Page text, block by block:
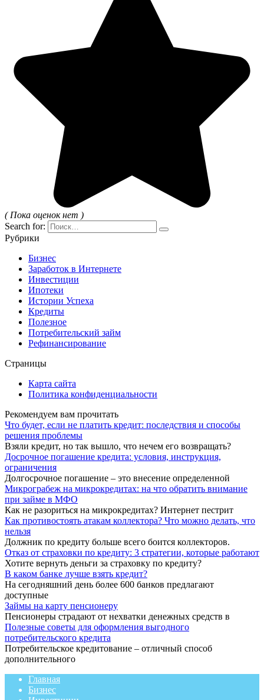
( Пока оценок нет )
Search for:
Рубрики
Бизнес
Заработок в Интернете
Инвестиции
Ипотеки
Истории Успеха
Кредиты
Полезное
Потребительский займ
Рефинансирование
Страницы
Карта сайта
Политика конфиденциальности
Рекомендуем вам прочитать
Что будет, если не платить кредит: последствия и способы
решения проблемы
Взяли кредит, но так вышло, что нечем его возвращать?
Досрочное погашение кредита: условия, инструкция,
ограничения
Долгосрочное погашение – это внесение определенной
Микрограбеж на микрокредитах: на что обратить внимание
при займе в МФО
Как не разориться на микрокредитах? Интернет пестрит
Как противостоять атакам коллектора? Что можно делать, что
нельзя
Должник по кредиту больше всего боится коллекторов.
Отказ от страховки по кредиту: 3 стратегии, которые работают
Хотите вернуть деньги за страховку по кредиту?
В каком банке лучше взять кредит?
На сегодняшний день более 600 банков предлагают
доступные
Займы на карту пенсионеру
Пенсионеры страдают от нехватки денежных средств в
Полезные советы для оформления выгодного
потребительского кредита
Потребительское кредитование – отличный способ
дополнительного
Главная
Бизнес